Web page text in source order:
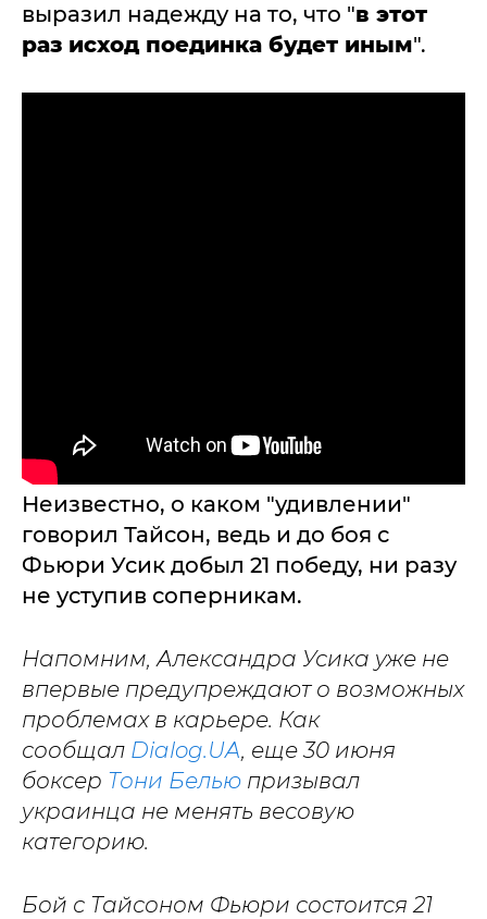
выразил надежду на то, что "в этот
раз исход поединка будет иным".
Неизвестно, о каком "удивлении"
говорил Тайсон, ведь и до боя с
Фьюри Усик добыл 21 победу, ни разу
не уступив соперникам.
Напомним, Александра Усика уже не
впервые предупреждают о возможных
проблемах в карьере. Как
сообщал Dialog.UA, еще 30 июня
боксер Тони Белью призывал
украинца не менять весовую
категорию.
Бой с Тайсоном Фьюри состоится 21